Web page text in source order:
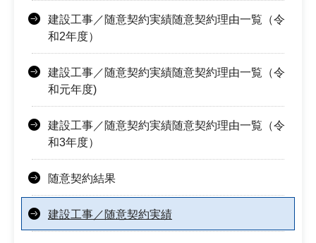
建設工事／随意契約実績随意契約理由一覧（令
和2年度）
建設工事／随意契約実績随意契約理由一覧（令
和元年度)
建設工事／随意契約実績随意契約理由一覧（令
和3年度）
随意契約結果
建設工事／随意契約実績